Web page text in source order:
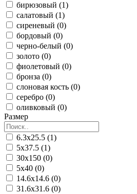
бирюзовый (1)
салатовый (1)
сиреневый (0)
бордовый (0)
черно-белый (0)
золото (0)
фиолетовый (0)
бронза (0)
слоновая кость (0)
серебро (0)
оливковый (0)
Размер
6.3x25.5 (1)
5x37.5 (1)
30x150 (0)
5x40 (0)
14.6x14.6 (0)
31.6x31.6 (0)